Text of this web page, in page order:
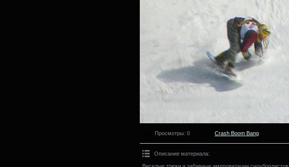
Просмотры: 0 Crash Boom Bang
Описание материала: